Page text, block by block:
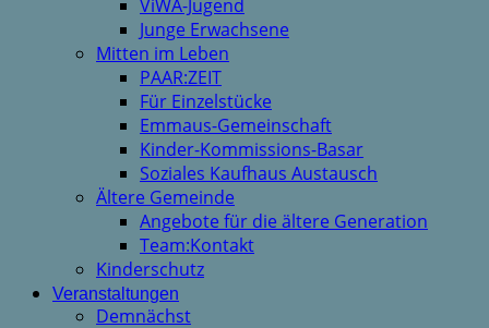
ViWA-Jugend
Junge Erwachsene
Mitten im Leben
PAAR:ZEIT
Für Einzelstücke
Emmaus-Gemeinschaft
Kinder-Kommissions-Basar
Soziales Kaufhaus Austausch
Ältere Gemeinde
Angebote für die ältere Generation
Team:Kontakt
Kinderschutz
Veranstaltungen
Demnächst